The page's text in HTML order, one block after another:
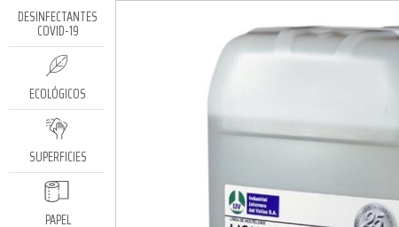
DESINFECTANTES
COVID-19
ECOLÓGICOS
SUPERFICIES
PAPEL